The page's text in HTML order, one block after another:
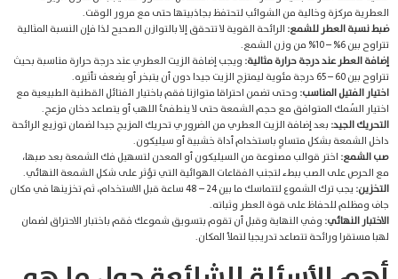
العطرية مركزة وخالية من الشوائب لتحتفظ بجاذبيتها حتى مع مرور الوقت.
ضبط نسبة العطر للشمع: الرائحة القوية لا تتحقق إلا بالتوازن الصحيح لذا فإن النسبة المثالية
تتراوح بين 6% – 10% من وزن الشمع.
إضافة العطر عند درجة حرارة مثالية: ويجب إضافة الزيت العطري عند درجة حرارة مناسبة بحيث
تتراوح بين 60 – 65 درجة مئوية ليمتزج الزيت جيدا دون أن يتبخر أو يضعف تأثيره.
اختيار الفتيل المناسب: وحتى تضمن احتراقا متوازنا فقم باختيار الفتائل القطنية الطبيعية مع
اختيار السُمك المتوافق مع حجم الشمعة حتى لا ينطفئ اللهب أو يتصاعد دخان مزعج.
التحريك الجيد: بعد إضافة الزيت العطري من الضروري تحريك المزيج جيدا لضمان توزيع الرائحة
داخل الشمعة بشكل متساوِِ باستخدام أداة خشبية أو سيليكون.
صب الشمع: اختر قوالب مصنوعة من السيليكون أو المعدن لتسهيل فك الشمعة بعد صبها،
مع الحرص على الصب ببطء لتجنب الفقاعات الهوائية التي تؤثر على شكل الشمعة النهائي.
التخزين:
يجب ترك الشموع لتتماسك ما بين 24 – 48 ساعة قبل الاستخدام، ثم تخزينها في مكان
جاف ومظلم للحفاظ على قوة العطر وثباته.
الاختبار النهائي: وفي النهاية وقبل أن تقوم بتسويق شموعك فقم باختبار الاحتراق لضمان
لهبا مستقرا ورائحة تتصاعد تدريجيا لتملأ المكان.